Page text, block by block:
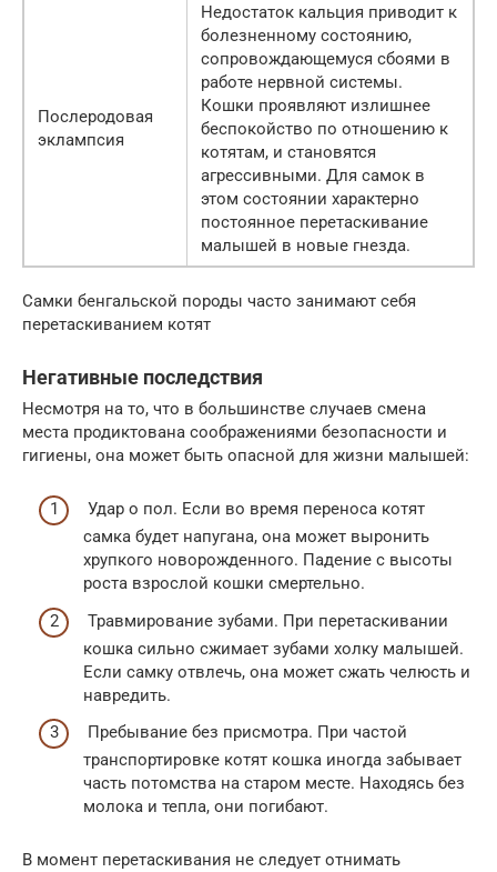
Послеродовая
эклампсия
Недостаток кальция приводит к
болезненному состоянию,
сопровождающемуся сбоями в
работе нервной системы.
Кошки проявляют излишнее
беспокойство по отношению к
котятам, и становятся
агрессивными. Для самок в
этом состоянии характерно
постоянное перетаскивание
малышей в новые гнезда.
Самки бенгальской породы часто занимают себя
перетаскиванием котят
Негативные последствия
Несмотря на то, что в большинстве случаев смена
места продиктована соображениями безопасности и
гигиены, она может быть опасной для жизни малышей:
Удар о пол. Если во время переноса котят
самка будет напугана, она может выронить
хрупкого новорожденного. Падение с высоты
роста взрослой кошки смертельно.
Травмирование зубами. При перетаскивании
кошка сильно сжимает зубами холку малышей.
Если самку отвлечь, она может сжать челюсть и
навредить.
Пребывание без присмотра. При частой
транспортировке котят кошка иногда забывает
часть потомства на старом месте. Находясь без
молока и тепла, они погибают.
В момент перетаскивания не следует отнимать